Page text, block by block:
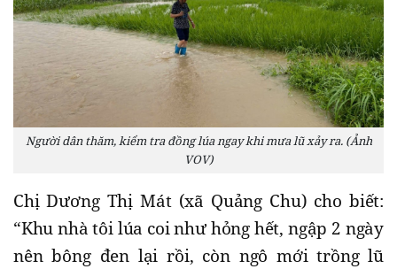
Người dân thăm, kiểm tra đồng lúa ngay khi mưa lũ xảy ra. (Ảnh
VOV)
Chị Dương Thị Mát (xã Quảng Chu) cho biết:
“Khu nhà tôi lúa coi như hỏng hết, ngập 2 ngày
nên bông đen lại rồi, còn ngô mới trồng lũ